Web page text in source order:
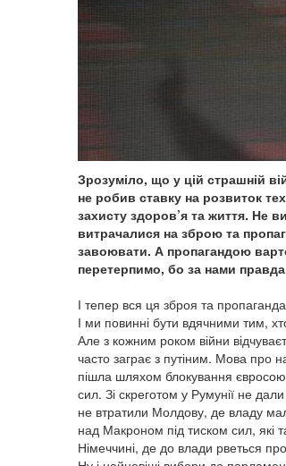
Зрозуміло, що у цій страшній
не робив ставку на розвиток
захисту здоров’я та життя. Не
витрачалися на зброю та
завоювати. А пропагандою
перетерпимо, бо за нами
І тепер вся ця зброя та
І ми повинні бути вдячними тим,
Але з кожним роком війни
часто заграє з путіним. Мова про
пішла шляхом блокування
сил. Зі скреготом у Румунії не
не втратили Молдову, де владу
над Макроном під тиском сил, які
Німеччині, де до влади рветься